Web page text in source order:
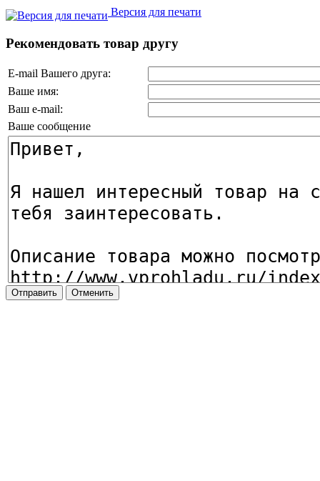
Версия для печати
Рекомендовать товар другу
E-mail Вашего друга:
Ваше имя:
Ваш e-mail:
Ваше сообщение